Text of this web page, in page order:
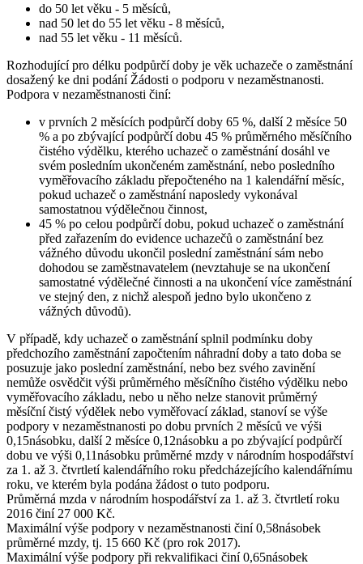
do 50 let věku - 5 měsíců,
nad 50 let do 55 let věku - 8 měsíců,
nad 55 let věku - 11 měsíců.
Rozhodující pro délku podpůrčí doby je věk uchazeče o zaměstnání
dosažený ke dni podání Žádosti o podporu v nezaměstnanosti.
Podpora v nezaměstnanosti činí:
v prvních 2 měsících podpůrčí doby 65 %, další 2 měsíce 50
% a po zbývající podpůrčí dobu 45 % průměrného měsíčního
čistého výdělku, kterého uchazeč o zaměstnání dosáhl ve
svém posledním ukončeném zaměstnání, nebo posledního
vyměřovacího základu přepočteného na 1 kalendářní měsíc,
pokud uchazeč o zaměstnání naposledy vykonával
samostatnou výdělečnou činnost,
45 % po celou podpůrčí dobu, pokud uchazeč o zaměstnání
před zařazením do evidence uchazečů o zaměstnání bez
vážného důvodu ukončil poslední zaměstnání sám nebo
dohodou se zaměstnavatelem (nevztahuje se na ukončení
samostatné výdělečné činnosti a na ukončení více zaměstnání
ve stejný den, z nichž alespoň jedno bylo ukončeno z
vážných důvodů).
V případě, kdy uchazeč o zaměstnání splnil podmínku doby
předchozího zaměstnání započtením náhradní doby a tato doba se
posuzuje jako poslední zaměstnání, nebo bez svého zavinění
nemůže osvědčit výši průměrného měsíčního čistého výdělku nebo
vyměřovacího základu, nebo u něho nelze stanovit průměrný
měsíční čistý výdělek nebo vyměřovací základ, stanoví se výše
podpory v nezaměstnanosti po dobu prvních 2 měsíců ve výši
0,15násobku, další 2 měsíce 0,12násobku a po zbývající podpůrčí
dobu ve výši 0,11násobku průměrné mzdy v národním hospodářství
za 1. až 3. čtvrtletí kalendářního roku předcházejícího kalendářnímu
roku, ve kterém byla podána žádost o tuto podporu.
Průměrná mzda v národním hospodářství za 1. až 3. čtvrtletí roku
2016 činí 27 000 Kč.
Maximální výše podpory v nezaměstnanosti činí 0,58násobek
průměrné mzdy, tj. 15 660 Kč (pro rok 2017).
Maximální výše podpory při rekvalifikaci činí 0,65násobek